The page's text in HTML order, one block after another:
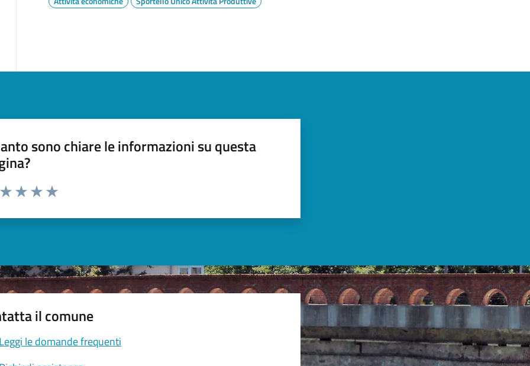
sono chiare le informazioni su questa
da 1 a 5 stelle la pagina
il comune
Leggi le domande frequenti